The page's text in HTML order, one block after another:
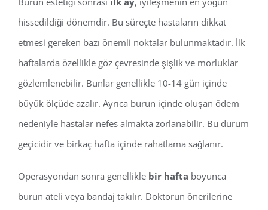
hissedildiği dönemdir. Bu süreçte hastaların dikkat
etmesi gereken bazı önemli noktalar bulunmaktadır. İlk
haftalarda özellikle göz çevresinde şişlik ve morluklar
gözlemlenebilir. Bunlar genellikle 10-14 gün içinde
büyük ölçüde azalır. Ayrıca burun içinde oluşan ödem
nedeniyle hastalar nefes almakta zorlanabilir. Bu durum
geçicidir ve birkaç hafta içinde rahatlama sağlanır.
Operasyondan sonra genellikle bir hafta boyunca
burun ateli veya bandaj takılır. Doktorun önerilerine